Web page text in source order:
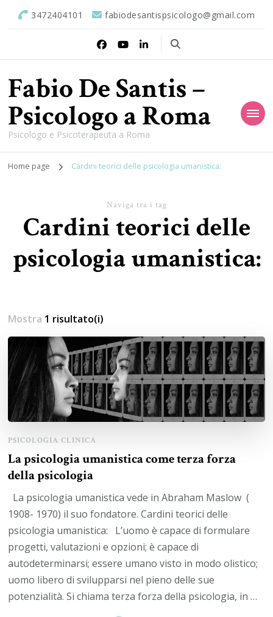
3472404101 fabiodesantispsicologo@gmail.com
Fabio De Santis –
Psicologo a Roma
Psicologo e Psicoterapeuta a Roma
Home page Cardini teorici delle psicologia umanistica:
Naviga tra i tag
Cardini teorici delle
psicologia umanistica:
Mostra 1 risultato(i)
PSICOLOGIA CLINICA
La psicologia umanistica come terza forza
della psicologia
La psicologia umanistica vede in Abraham Maslow (
1908- 1970) il suo fondatore. Cardini teorici delle
psicologia umanistica: L’uomo è capace di formulare
progetti, valutazioni e opzioni; è capace di
autodeterminarsi; essere umano visto in modo olistico;
uomo libero di svilupparsi nel pieno delle sue
potenzialità. Si chiama terza forza della psicologia, in …